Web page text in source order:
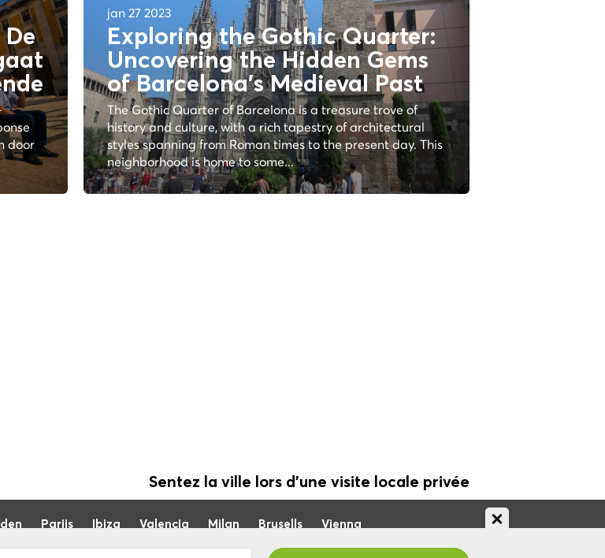
door
jan 27 2023
Exploring the Gothic Quarter:
Uncovering the Hidden Gems
of Barcelona's Medieval Past
The Gothic Quarter of Barcelona is a treasure trove of
history and culture, with a rich tapestry of architectural
styles spanning from Roman times to the present day. This
neighborhood is home to some...
Sentez la ville lors d'une visite locale privée
Parijs Ibiza Valencia Milan Brusells Vienna